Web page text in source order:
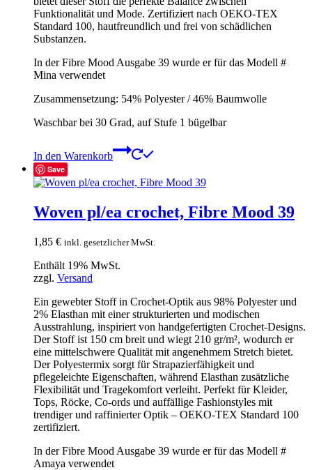
Funktionalität und Mode. Zertifiziert nach OEKO-TEX
Standard 100, hautfreundlich und frei von schädlichen
Substanzen.
In der Fibre Mood Ausgabe 39 wurde er für das Modell #
Mina verwendet
Zusammensetzung: 54% Polyester / 46% Baumwolle
Waschbar bei 30 Grad, auf Stufe 1 bügelbar
In den Warenkorb
Save
Woven pl/ea crochet, Fibre Mood 39
1,85 € inkl. gesetzlicher MwSt.
Enthält 19% MwSt.
zzgl. Versand
Ein gewebter Stoff in Crochet-Optik aus 98% Polyester und
2% Elasthan mit einer strukturierten und modischen
Ausstrahlung, inspiriert von handgefertigten Crochet-Designs.
Der Stoff ist 150 cm breit und wiegt 210 gr/m², wodurch er
eine mittelschwere Qualität mit angenehmem Stretch bietet.
Der Polyestermix sorgt für Strapazierfähigkeit und
pflegeleichte Eigenschaften, während Elasthan zusätzliche
Flexibilität und Tragekomfort verleiht. Perfekt für Kleider,
Tops, Röcke, Co-ords und auffällige Fashionstyles mit
trendiger und raffinierter Optik – OEKO-TEX Standard 100
zertifiziert.
In der Fibre Mood Ausgabe 39 wurde er für das Modell #
Amaya verwendet